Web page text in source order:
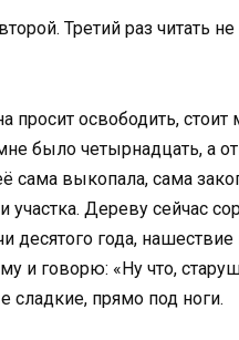
Третий раз читать
просит освободить,
было четырнадцать, а
сама выкопала, сама
участка. Дереву сейчас
десятого года,
и говорю: «Ну что,
сладкие, прямо под ноги.